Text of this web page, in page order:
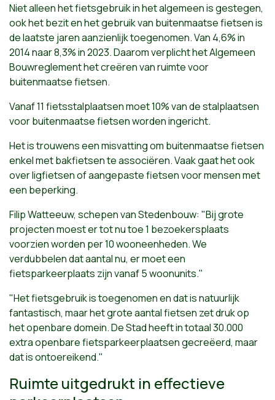
Niet alleen het fietsgebruik in het algemeen is gestegen,
ook het bezit en het gebruik van buitenmaatse fietsen is
de laatste jaren aanzienlijk toegenomen. Van 4,6% in
2014 naar 8,3% in 2023. Daarom verplicht het Algemeen
Bouwreglement het creëren van ruimte voor
buitenmaatse fietsen.
Vanaf 11 fietsstalplaatsen moet 10% van de stalplaatsen
voor buitenmaatse fietsen worden ingericht.
Het is trouwens een misvatting om buitenmaatse fietsen
enkel met bakfietsen te associëren. Vaak gaat het ook
over ligfietsen of aangepaste fietsen voor mensen met
een beperking.
Filip Watteeuw, schepen van Stedenbouw: "Bij grote
projecten moest er tot nu toe 1 bezoekersplaats
voorzien worden per 10 wooneenheden. We
verdubbelen dat aantal nu, er moet een
fietsparkeerplaats zijn vanaf 5 woonunits."
"Het fietsgebruik is toegenomen en dat is natuurlijk
fantastisch, maar het grote aantal fietsen zet druk op
het openbare domein. De Stad heeft in totaal 30.000
extra openbare fietsparkeerplaatsen gecreëerd, maar
dat is ontoereikend."
Ruimte uitgedrukt in effectieve